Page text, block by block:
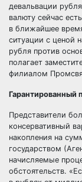
девальвации
валюту сейчас
в ближайшее
ситуации с ценой
рубля против
полагает
филиалом
Гарантированный
Представители
консервативный
накопления на
государством
начисляемые
обстоятельств.